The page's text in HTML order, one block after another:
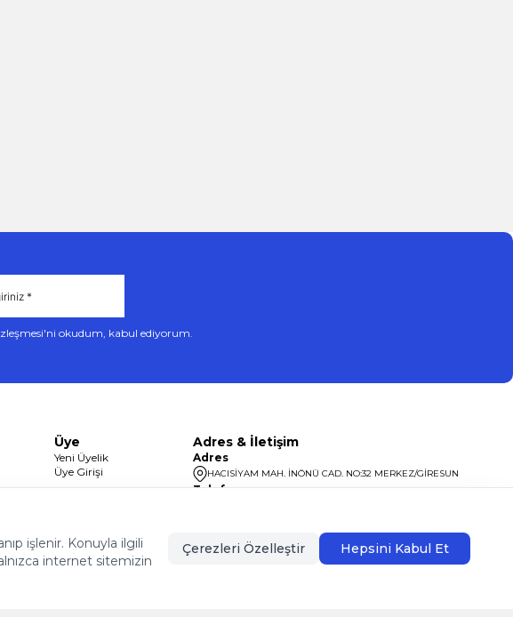
okudum, kabul ediyorum.
Üye
Yeni Üyelik
Üye Girişi
Adres & İletişim
Adres
HACISİYAM MAH. İNÖNÜ CAD. NO:32 MERKEZ/GİRESUN
Telefon
işlenir. Konuyla ilgili
internet sitemizin
Çerezleri Özelleştir Hepsini Kabul Et